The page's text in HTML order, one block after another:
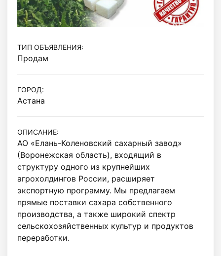
ТИП ОБЪЯВЛЕНИЯ:
Продам
ГОРОД:
Астана
ОПИСАНИЕ:
АО «Елань-Коленовский сахарный завод»
(Воронежская область), входящий в
структуру одного из крупнейших
агрохолдингов России, расширяет
экспортную программу. Мы предлагаем
прямые поставки сахара собственного
производства, а также широкий спектр
сельскохозяйственных культур и продуктов
переработки.